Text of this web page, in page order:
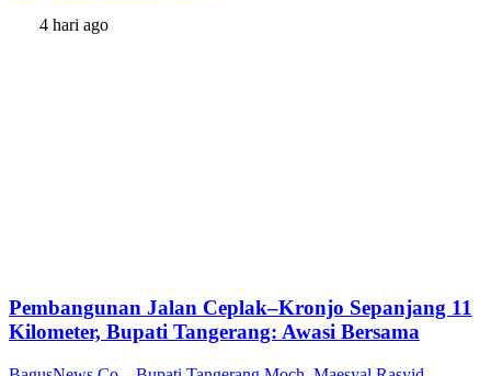
4 hari ago
Pembangunan Jalan Ceplak–Kronjo Sepanjang 11
Kilometer, Bupati Tangerang: Awasi Bersama